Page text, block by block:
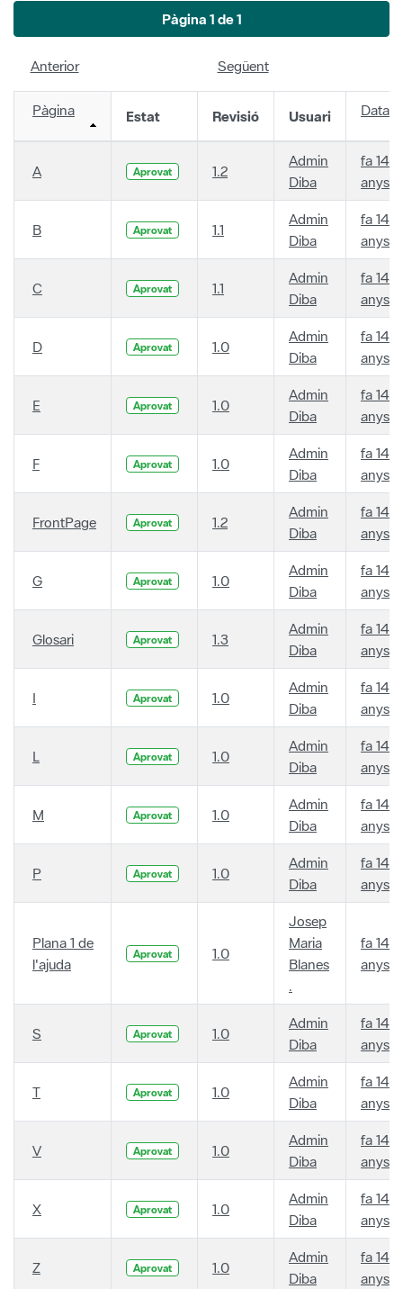
Pàgina 1 de 1
Anterior Següent
Pàgina Estat Revisió Usuari Data
A Aprovat 1.2
Admin
Diba
fa 14
anys
B Aprovat 1.1
Admin
Diba
fa 14
anys
C Aprovat 1.1
Admin
Diba
fa 14
anys
D Aprovat 1.0
Admin
Diba
fa 14
anys
E Aprovat 1.0
Admin
Diba
fa 14
anys
F Aprovat 1.0
Admin
Diba
fa 14
anys
FrontPage Aprovat 1.2
Admin
Diba
fa 14
anys
G Aprovat 1.0
Admin
Diba
fa 14
anys
Glosari Aprovat 1.3
Admin
Diba
fa 14
anys
I Aprovat 1.0
Admin
Diba
fa 14
anys
L Aprovat 1.0
Admin
Diba
fa 14
anys
M Aprovat 1.0
Admin
Diba
fa 14
anys
P Aprovat 1.0
Admin
Diba
fa 14
anys
Plana 1 de
l'ajuda
Aprovat 1.0
Josep
Maria
Blanes
.
fa 14
anys
S Aprovat 1.0
Admin
Diba
fa 14
anys
T Aprovat 1.0
Admin
Diba
fa 14
anys
V Aprovat 1.0
Admin
Diba
fa 14
anys
X Aprovat 1.0
Admin
Diba
fa 14
anys
Z Aprovat 1.0
Admin
Diba
fa 14
anys